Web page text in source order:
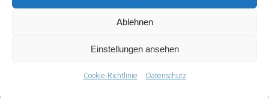
Ablehnen
Einstellungen ansehen
Cookie-Richtlinie Datenschutz
© 2026 saprima® - Compose your Success